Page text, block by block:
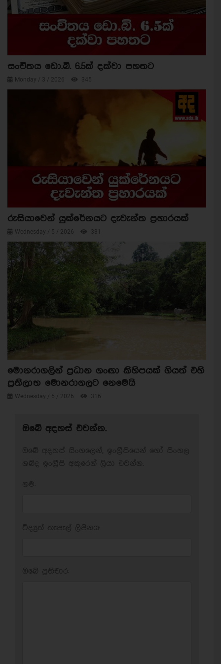
සංචිතය ඩො.බි. 6.5ක් දක්වා පහතට
Monday / 3 / 2026 345
රුසියාවෙන් යුක්රේනයට දැවැන්ත ප්‍රහාරයක්
Wednesday / 5 / 2026 331
මොනරාගලින් ප්‍රධාන ගංඟා කිහිපයක් ගියත් එහි
ප්‍රතිලාභ මොනරාගලට නෙමෙයි
Wednesday / 5 / 2026 316
ඔබේ අදහස් එවන්න.